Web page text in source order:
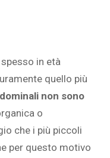
in età
quello più
non sono
o
che i più piccoli
per questo motivo